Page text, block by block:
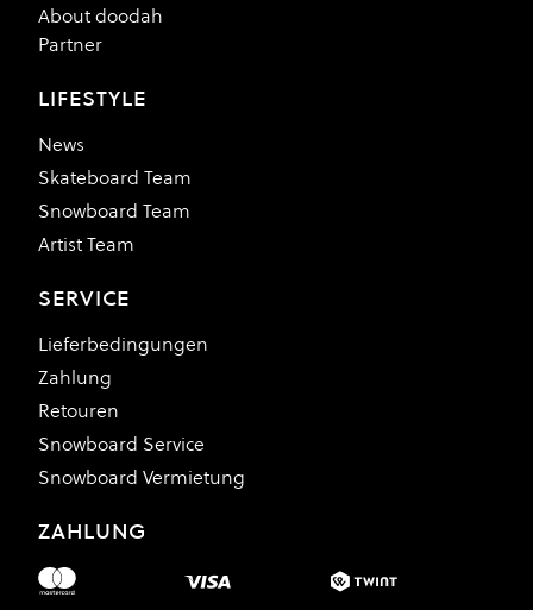
About doodah
Partner
LIFESTYLE
News
Skateboard Team
Snowboard Team
Artist Team
SERVICE
Lieferbedingungen
Zahlung
Retouren
Snowboard Service
Snowboard Vermietung
ZAHLUNG